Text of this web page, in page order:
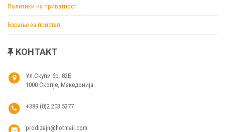
Политики на приватност
Барање за пристап
КОНТАКТ
Ул.Скупи бр. 82Б
1000 Скопје, Македонија
+389 (0)2 203 5377
prodizajn@hotmail.com